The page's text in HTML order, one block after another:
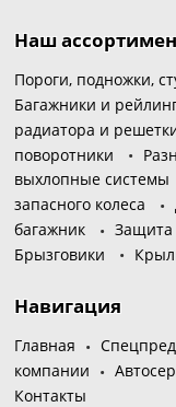
Наш
Пороги, подножки,
Багажники и
радиатора и
поворотники
выхлопные системы
запасного колеса
багажник
Защита
Брызговики
Навигация
Главная
компании
Контакты